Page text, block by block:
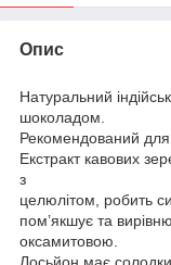
Опис
Натуральний
шоколадом.
Рекомендований для
Екстракт кавових
з
целюлітом, робить
пом’якшує та
оксамитовою.
Лосьйон має